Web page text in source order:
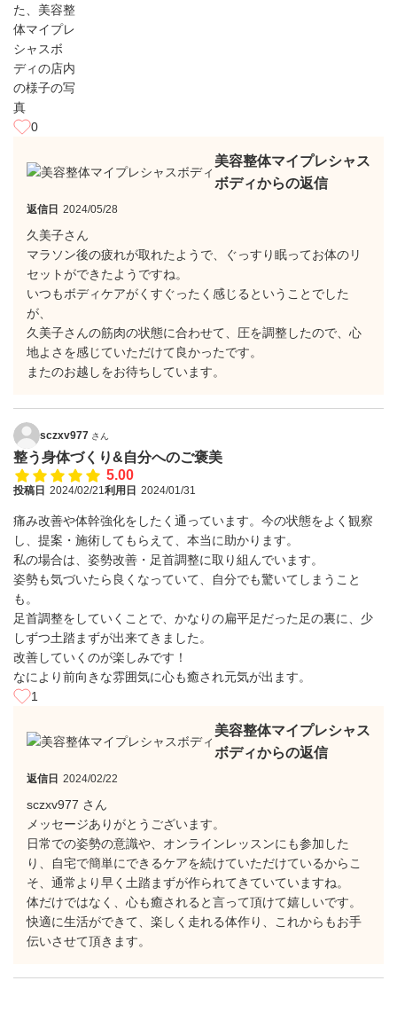
0
美容整体マイプレシャス
ボディからの返信
返信日 2024/05/28
久美子さん
マラソン後の疲れが取れたようで、ぐっすり眠ってお体のリ
セットができたようですね。
いつもボディケアがくすぐったく感じるということでした
が、
久美子さんの筋肉の状態に合わせて、圧を調整したので、心
地よさを感じていただけて良かったです。
またのお越しをお待ちしています。
sczxv977 さん
整う身体づくり&自分へのご褒美
5.00
投稿日 2024/02/21利用日 2024/01/31
痛み改善や体幹強化をしたく通っています。今の状態をよく観察
し、提案・施術してもらえて、本当に助かります。
私の場合は、姿勢改善・足首調整に取り組んでいます。
姿勢も気づいたら良くなっていて、自分でも驚いてしまうこと
も。
足首調整をしていくことで、かなりの扁平足だった足の裏に、少
しずつ土踏まずが出来てきました。
改善していくのが楽しみです！
なにより前向きな雰囲気に心も癒され元気が出ます。
1
美容整体マイプレシャス
ボディからの返信
返信日 2024/02/22
sczxv977 さん
メッセージありがとうございます。
日常での姿勢の意識や、オンラインレッスンにも参加した
り、自宅で簡単にできるケアを続けていただけているからこ
そ、通常より早く土踏まずが作られてきていていますね。
体だけではなく、心も癒されると言って頂けて嬉しいです。
快適に生活ができて、楽しく走れる体作り、これからもお手
伝いさせて頂きます。